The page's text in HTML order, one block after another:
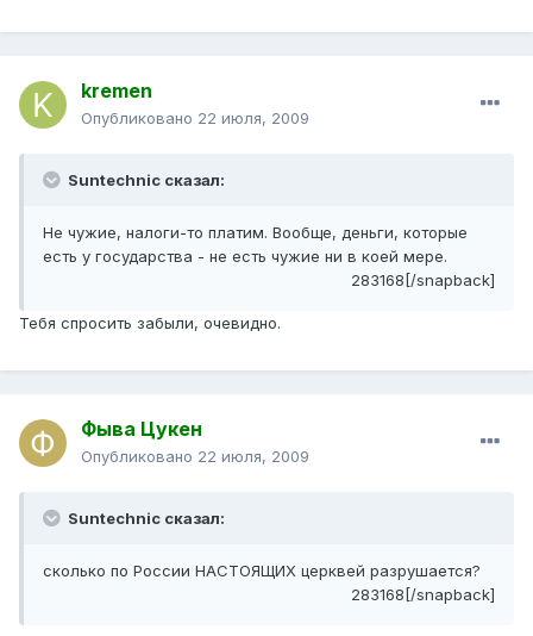
kremen
Опубликовано 22 июля, 2009
Suntechnic сказал:
Не чужие, налоги-то платим. Вообще, деньги, которые
есть у государства - не есть чужие ни в коей мере.
283168[/snapback]
Тебя спросить забыли, очевидно.
Фыва Цукен
Опубликовано 22 июля, 2009
Suntechnic сказал:
сколько по России НАСТОЯЩИХ церквей разрушается?
283168[/snapback]